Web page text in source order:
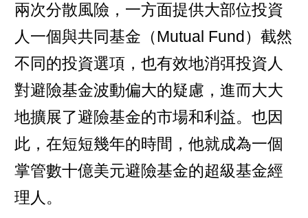
兩次分散風險，一方面提供大部位投資
人一個與共同基金（Mutual Fund）截然
不同的投資選項，也有效地消弭投資人
對避險基金波動偏大的疑慮，進而大大
地擴展了避險基金的市場和利益。也因
此，在短短幾年的時間，他就成為一個
掌管數十億美元避險基金的超級基金經
理人。